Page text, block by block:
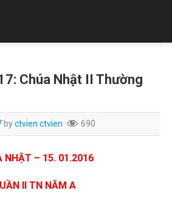
Chúa Nhật II Thường
byctvien ctvien 690
NHẬT – 15. 01.2016
II TN NĂM A